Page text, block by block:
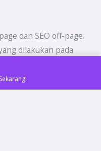
dan SEO off-page.
dilakukan pada
off-page adalah
Anda.